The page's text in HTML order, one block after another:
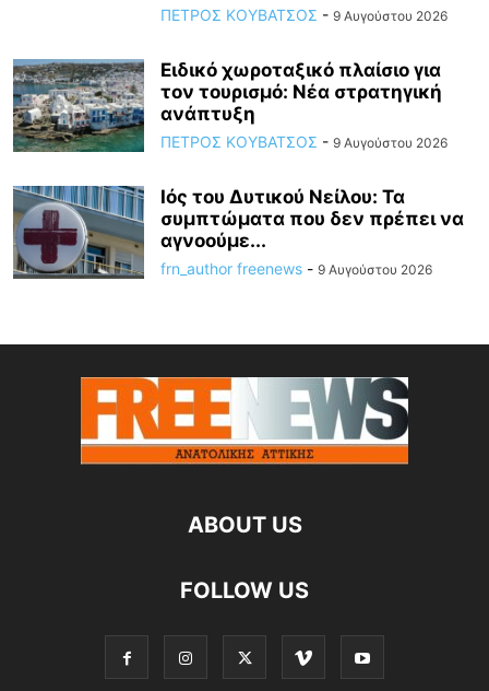
ΠΕΤΡΟΣ ΚΟΥΒΑΤΣΟΣ - 9 Αυγούστου 2026
Ειδικό χωροταξικό πλαίσιο για
τον τουρισμό: Νέα στρατηγική
ανάπτυξη
ΠΕΤΡΟΣ ΚΟΥΒΑΤΣΟΣ - 9 Αυγούστου 2026
Ιός του Δυτικού Νείλου: Τα
συμπτώματα που δεν πρέπει να
αγνοούμε...
frn_author freenews - 9 Αυγούστου 2026
ABOUT US
FOLLOW US